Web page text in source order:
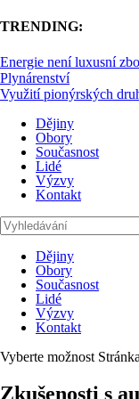
TRENDING:
Energie není luxusní
Plynárenství
Využití pionýrských
Dějiny
Obory
Současnost
Lidé
Výzvy
Kontakt
Dějiny
Obory
Současnost
Lidé
Výzvy
Kontakt
Vyberte možnost Stránka
Zkušenosti s